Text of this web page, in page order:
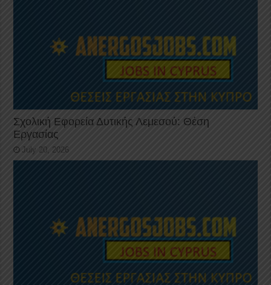
Σχολική Εφορεία Δυτικής Λεμεσού: Θέση
Εργασίας
July 20, 2026